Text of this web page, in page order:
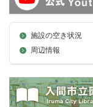
施設の空き状況
周辺情報